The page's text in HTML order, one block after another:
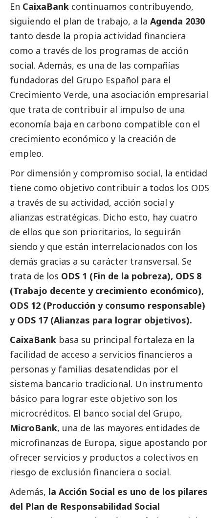
En CaixaBank continuamos contribuyendo,
siguiendo el plan de trabajo, a la Agenda 2030
tanto desde la propia actividad financiera
como a través de los programas de acción
social. Además, es una de las compañías
fundadoras del Grupo Español para el
Crecimiento Verde, una asociación empresarial
que trata de contribuir al impulso de una
economía baja en carbono compatible con el
crecimiento económico y la creación de
empleo.
Por dimensión y compromiso social, la entidad
tiene como objetivo contribuir a todos los ODS
a través de su actividad, acción social y
alianzas estratégicas. Dicho esto, hay cuatro
de ellos que son prioritarios, lo seguirán
siendo y que están interrelacionados con los
demás gracias a su carácter transversal. Se
trata de los ODS 1 (Fin de la pobreza), ODS 8
(Trabajo decente y crecimiento económico),
ODS 12 (Producción y consumo responsable)
y ODS 17 (Alianzas para lograr objetivos).
CaixaBank basa su principal fortaleza en la
facilidad de acceso a servicios financieros a
personas y familias desatendidas por el
sistema bancario tradicional. Un instrumento
básico para lograr este objetivo son los
microcréditos. El banco social del Grupo,
MicroBank, una de las mayores entidades de
microfinanzas de Europa, sigue apostando por
ofrecer servicios y productos a colectivos en
riesgo de exclusión financiera o social.
Además, la Acción Social es uno de los pilares
del Plan de Responsabilidad Social